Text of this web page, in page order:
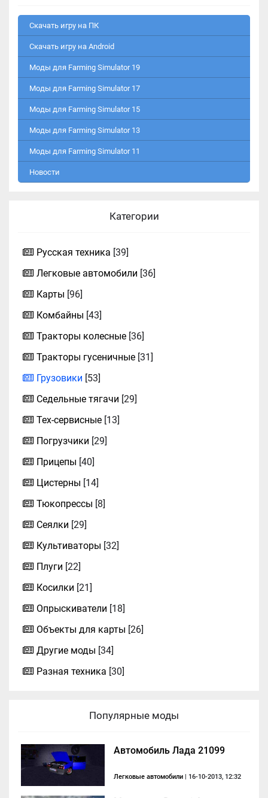
Скачать игру на ПК
Скачать игру на Android
Моды для Farming Simulator 19
Моды для Farming Simulator 17
Моды для Farming Simulator 15
Моды для Farming Simulator 13
Моды для Farming Simulator 11
Новости
Категории
Русская техника [39]
Легковые автомобили [36]
Карты [96]
Комбайны [43]
Тракторы колесные [36]
Тракторы гусеничные [31]
Грузовики [53]
Седельные тягачи [29]
Тех-сервисные [13]
Погрузчики [29]
Прицепы [40]
Цистерны [14]
Тюкопрессы [8]
Сеялки [29]
Культиваторы [32]
Плуги [22]
Косилки [21]
Опрыскиватели [18]
Объекты для карты [26]
Другие моды [34]
Разная техника [30]
Популярные моды
Автомобиль Лада 21099
Легковые автомобили | 16-10-2013, 12:32